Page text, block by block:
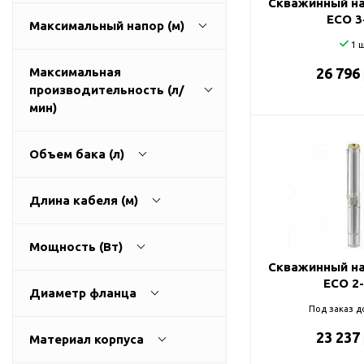
давления
насосы фланцевые
Циркуляционные
насосы (сухой ротор)
давления
насосы для ГВС
Насосы для фонтана и
Фонтанные насосы
Максимальный напор (м)
1
Максимальная
производительность (л/
мин)
Объем бака (л)
Длина кабеля (м)
Мощность (Вт)
Диаметр фланца
Материал корпуса
Скважинный
ECO
1
26 796
Скважинный
ECO
Под заказ
23 237